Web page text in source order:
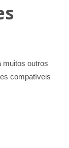
muitos outros
compatíveis